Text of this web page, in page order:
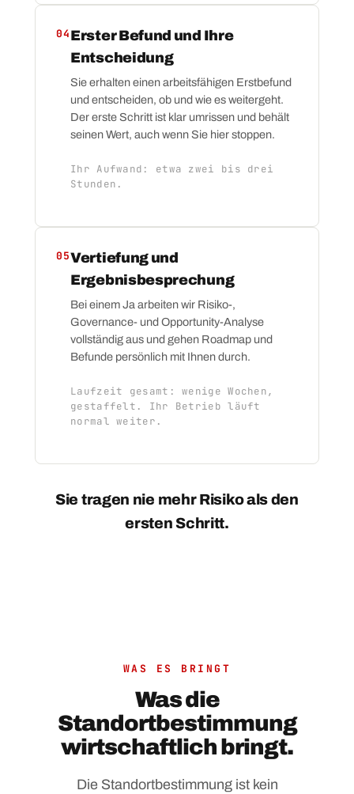
04Erster Befund und Ihre
Entscheidung
Sie erhalten einen arbeitsfähigen Erstbefund
und entscheiden, ob und wie es weitergeht.
Der erste Schritt ist klar umrissen und behält
seinen Wert, auch wenn Sie hier stoppen.
Ihr Aufwand: etwa zwei bis drei
Stunden.
05Vertiefung und
Ergebnisbesprechung
Bei einem Ja arbeiten wir Risiko-,
Governance- und Opportunity-Analyse
vollständig aus und gehen Roadmap und
Befunde persönlich mit Ihnen durch.
Laufzeit gesamt: wenige Wochen,
gestaffelt. Ihr Betrieb läuft
normal weiter.
Sie tragen nie mehr Risiko als den
ersten Schritt.
WAS ES BRINGT
Was die
Standortbestimmung
wirtschaftlich bringt.
Die Standortbestimmung ist kein